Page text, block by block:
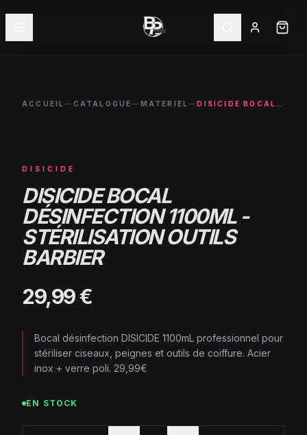
ACCUEIL— CATALOGUE— MATERIEL— DISICIDE BOCAL DÉSINFECTION 1100ML - STÉRILISATION OUTILS BARBIER
DISICIDE
DISICIDE BOCAL
DÉSINFECTION 1100ML -
STÉRILISATION OUTILS
BARBIER
29,99 €
Bocal désinfection DISICIDE 1100mL professionnel pour
stériliser ciseaux, peignes et outils de coiffure. Acier
inox + verre poli. 29,99€
EN STOCK